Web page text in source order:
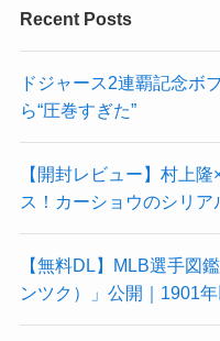
Recent Posts
ドジャース2連覇記念ボ
ら“圧巻すぎた”
【開封レビュー】村上
ス！カーショウのシリア
【無料DL】MLB選手図
ンツク）」公開｜1901